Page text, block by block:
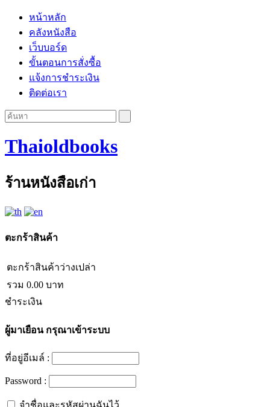
หน้าหลัก
คลังหนังสือ
เว็บบอร์ด
ขั้นตอนการสั่งซื้อ
แจ้งการชำระเงิน
ติดต่อเรา
Thaioldbooks
ร้านหนังสือเก่า
ตะกร้าสินค้า
ตะกร้าสินค้าว่างเปล่า
รวม 0.00 บาท
ชำระเงิน
ผู้มาเยือนกรุณาเข้าระบบ
ที่อยู่อีเมล์ :
Password :
จำชื่อและรหัสผ่านฉันไว้